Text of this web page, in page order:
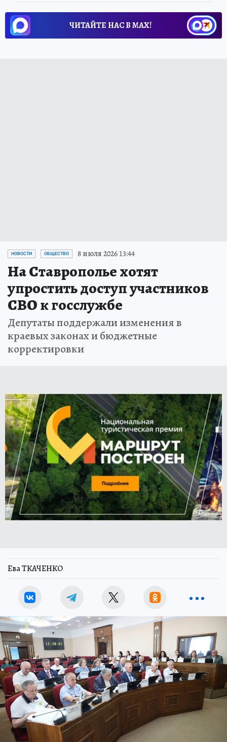
ЧИТАЙТЕ НАС В МАХ!
НОВОСТИ ОБЩЕСТВО 8 июля 2026 13:44
На Ставрополье хотят
упростить доступ участников
СВО к госслужбе
Депутаты поддержали изменения в
краевых законах и бюджетные
корректировки
Ева ТКАЧЕНКО